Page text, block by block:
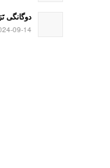
دوگانگی
09-14 - 15:48